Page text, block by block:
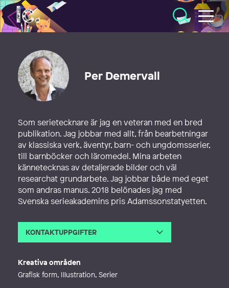
Illustratörcentrum
Per Demervall
Som serietecknare är jag en veteran med en bred
publikation. Jag jobbar med allt, från bearbetningar
av klassiska verk, äventyr, barn- och ungdomsserier,
till barnböcker och läromedel. Mina arbeten
kännetecknas av detaljerade bilder och väl
researchat grundarbete. Jag jobbar både med eget
som andras manus. 2018 belönades jag med
Svenska serieakademins pris Adamssonstatyetten.
KONTAKTUPPGIFTER
Kreativa områden
Grafisk form, Illustration, Serier